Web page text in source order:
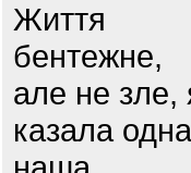
Життя
бентежне,
але не зле,
казала одна